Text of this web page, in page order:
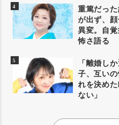
重篤だっ
が出ず、
異変。自
怖さ語る
「離婚し
子、互い
れを決め
ない」